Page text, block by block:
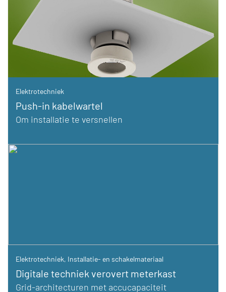
Elektrotechniek
Push-in kabelwartel
Om installatie te versnellen
Elektrotechniek, Installatie- en schakelmateriaal
Digitale techniek verovert meterkast
Grid-architecturen met accucapaciteit